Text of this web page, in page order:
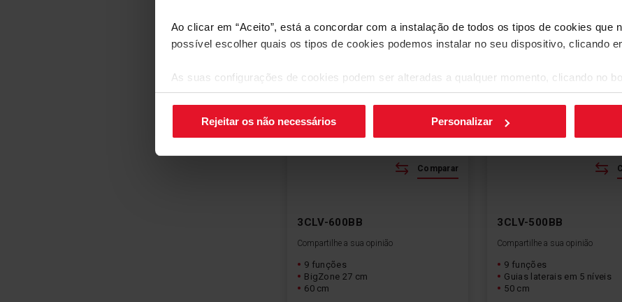
Ao clicar em “Aceito”, está a concordar com a instalação de todos os tipos de cookies que
possível escolher quais os tipos de cookies podemos instalar no seu dispositivo, clicando
As suas configurações de cookies podem ser alteradas a qualquer momento, clicando no
canto inferior direito do ecrã.
Rejeitar os não necessários Personalizar
3CLV-600BB
Compartilhe a sua opinião
9 funções
BigZone 27 cm
60 cm
Comparar
3CLV-500BB
Compartilhe a sua opinião
9 funções
Guias laterais em 5 níveis
50 cm